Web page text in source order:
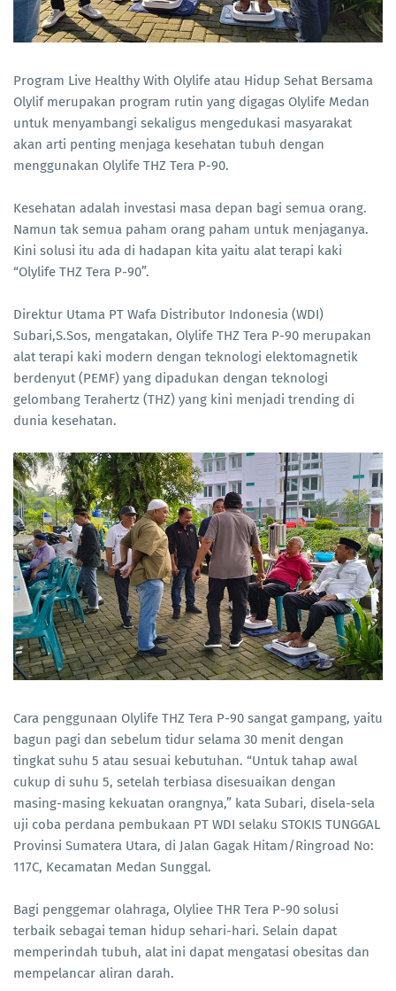
Program Live Healthy With Olylife atau Hidup Sehat Bersama
Olylif merupakan program rutin yang digagas Olylife Medan
untuk menyambangi sekaligus mengedukasi masyarakat
akan arti penting menjaga kesehatan tubuh dengan
menggunakan Olylife THZ Tera P-90.
Kesehatan adalah investasi masa depan bagi semua orang.
Namun tak semua paham orang paham untuk menjaganya.
Kini solusi itu ada di hadapan kita yaitu alat terapi kaki
“Olylife THZ Tera P-90”.
Direktur Utama PT Wafa Distributor Indonesia (WDI)
Subari,S.Sos, mengatakan, Olylife THZ Tera P-90 merupakan
alat terapi kaki modern dengan teknologi elektomagnetik
berdenyut (PEMF) yang dipadukan dengan teknologi
gelombang Terahertz (THZ) yang kini menjadi trending di
dunia kesehatan.
Cara penggunaan Olylife THZ Tera P-90 sangat gampang, yaitu
bagun pagi dan sebelum tidur selama 30 menit dengan
tingkat suhu 5 atau sesuai kebutuhan. “Untuk tahap awal
cukup di suhu 5, setelah terbiasa disesuaikan dengan
masing-masing kekuatan orangnya,” kata Subari, disela-sela
uji coba perdana pembukaan PT WDI selaku STOKIS TUNGGAL
Provinsi Sumatera Utara, di Jalan Gagak Hitam/Ringroad No:
117C, Kecamatan Medan Sunggal.
Bagi penggemar olahraga, Olyliee THR Tera P-90 solusi
terbaik sebagai teman hidup sehari-hari. Selain dapat
memperindah tubuh, alat ini dapat mengatasi obesitas dan
mempelancar aliran darah.